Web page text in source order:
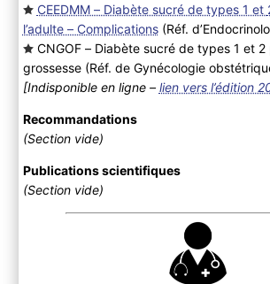
CEEDMM – Diabète sucré de types 1 et 2 de l’enfant et de
l’adulte – Complications(Réf.
CNGOF – Diabète sucré de types 1 et
grossesse (Réf. de Gynécologie
[Indisponible en ligne – lien vers l’édition
Recommandations
(Section vide)
Publications scientifiques
(Section vide)